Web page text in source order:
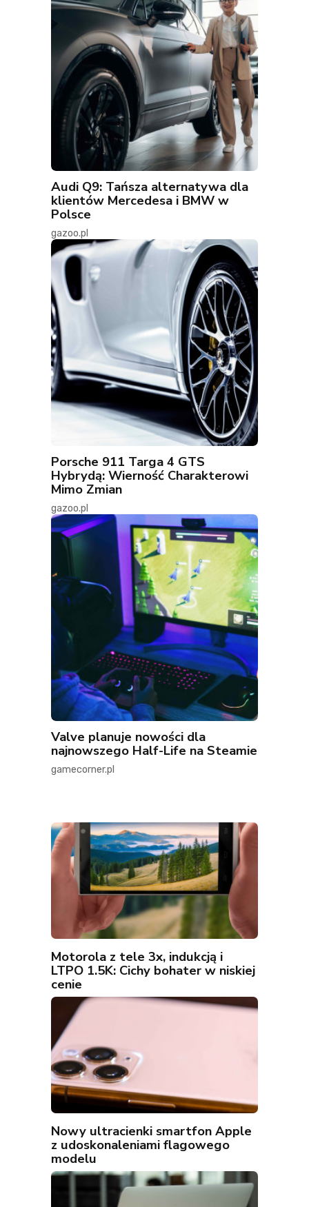
Audi Q9: Tańsza alternatywa dla
klientów Mercedesa i BMW w
Polsce
gazoo.pl
Porsche 911 Targa 4 GTS
Hybrydą: Wierność Charakterowi
Mimo Zmian
gazoo.pl
Valve planuje nowości dla
najnowszego Half-Life na Steamie
gamecorner.pl
Motorola z tele 3x, indukcją i
LTPO 1.5K: Cichy bohater w niskiej
cenie
Nowy ultracienki smartfon Apple
z udoskonaleniami flagowego
modelu